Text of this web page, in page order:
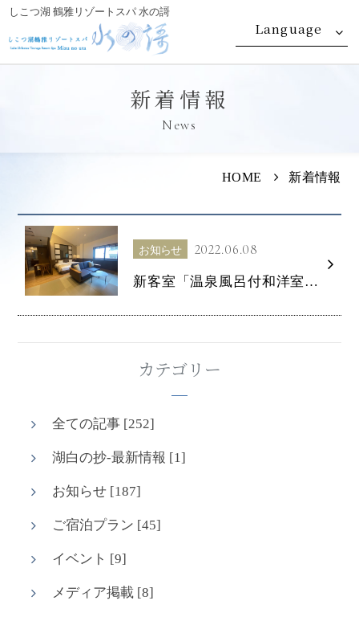
しこつ湖 鶴雅リゾートスパ 水の謌
Language
新着情報
News
HOME 新着情報
お知らせ 2022.06.08
新客室「温泉風呂付和洋室」「ダブルルーム」が誕生いたしました！
カテゴリー
全ての記事 [252]
湖白の抄‐最新情報 [1]
お知らせ [187]
ご宿泊プラン [45]
イベント [9]
メディア掲載 [8]